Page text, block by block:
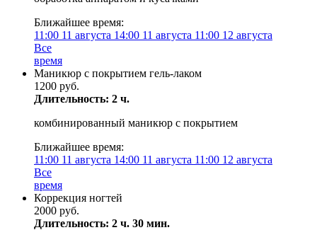
Ближайшее время:
11:00 11 августа 14:00 11 августа 11:00 12 августа
Все
время
Маникюр с покрытием гель-лаком
1200 руб.
Длительность: 2 ч.
комбинированный маникюр с покрытием
Ближайшее время:
11:00 11 августа 14:00 11 августа 11:00 12 августа
Все
время
Коррекция ногтей
2000 руб.
Длительность: 2 ч. 30 мин.